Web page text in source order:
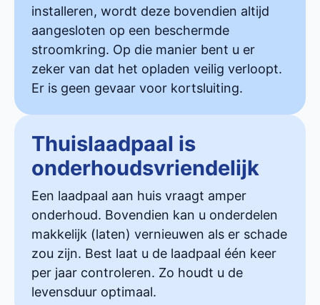
installeren, wordt deze bovendien altijd
aangesloten op een beschermde
stroomkring. Op die manier bent u er
zeker van dat het opladen veilig verloopt.
Er is geen gevaar voor kortsluiting.
Thuislaadpaal is
onderhoudsvriendelijk
Een laadpaal aan huis vraagt amper
onderhoud. Bovendien kan u onderdelen
makkelijk (laten) vernieuwen als er schade
zou zijn. Best laat u de laadpaal één keer
per jaar controleren. Zo houdt u de
levensduur optimaal.